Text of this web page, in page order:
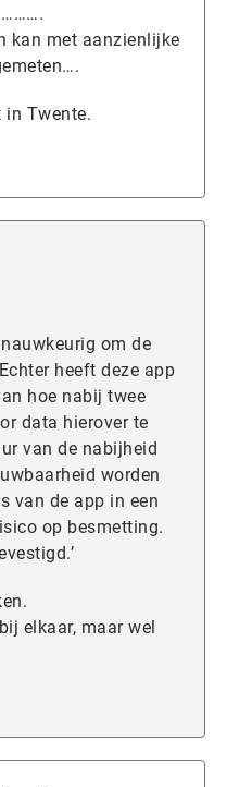
kan met aanzienlijke
in Twente.
om de
heeft deze app
hoe nabij twee
data hierover te
van de nabijheid
worden
van de app in een
op besmetting.
elkaar, maar wel